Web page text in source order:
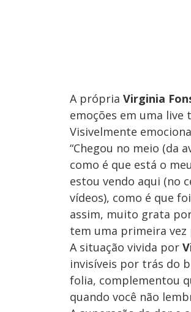
A própria Virginia
emoções em uma
Visivelmente
“Chegou no meio (da
como é que está o
estou vendo aqui (no
vídeos), como é que
assim, muito grata
tem uma primeira
A situação vivida por
invisíveis por trás do
folia, complementou
quando você não